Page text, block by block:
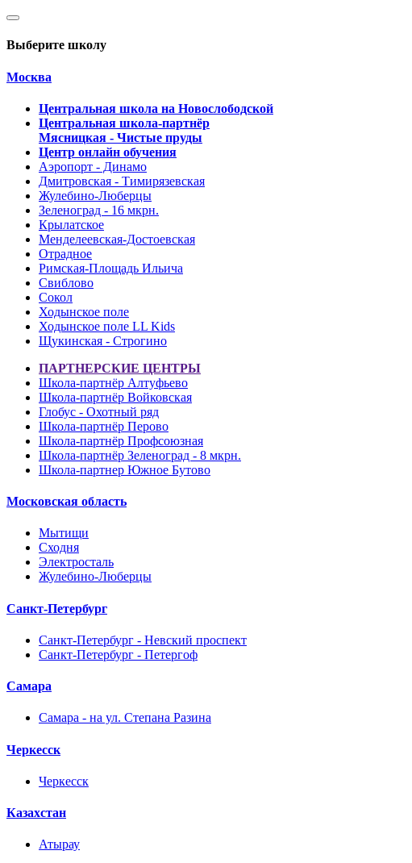
Выберите школу
Москва
Центральная школа на Новослободской
Центральная школа-партнёр
Мясницкая - Чистые пруды
Центр онлайн обучения
Аэропорт - Динамо
Дмитровская - Тимирязевская
Жулебино-Люберцы
Зеленоград - 16 мкрн.
Крылатское
Менделеевская-Достоевская
Отрадное
Римская-Площадь Ильича
Свиблово
Сокол
Ходынское поле
Ходынское поле LL Kids
Щукинская - Строгино
ПАРТНЕРСКИЕ ЦЕНТРЫ
Школа-партнёр Алтуфьево
Школа-партнёр Войковская
Глобус - Охотный ряд
Школа-партнёр Перово
Школа-партнёр Профсоюзная
Школа-партнёр Зеленоград - 8 мкрн.
Школа-партнер Южное Бутово
Московская область
Мытищи
Сходня
Электросталь
Жулебино-Люберцы
Санкт-Петербург
Санкт-Петербург - Невский проспект
Санкт-Петербург - Петергоф
Самара
Самара - на ул. Степана Разина
Черкесск
Черкесск
Казахстан
Атырау